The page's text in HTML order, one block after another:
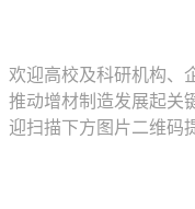
欢迎高校及科研机构、
推动增材制造发展起关
迎扫描下方图片二维码